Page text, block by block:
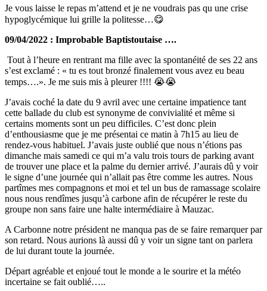
Je vous laisse le repas m’attend et je ne voudrais pas qu une crise
hypoglycémique lui grille la politesse…😋
09/04/2022 : Improbable Baptistoutaise ….
Tout à l’heure en rentrant ma fille avec la spontanéité de ses 22 ans
s’est exclamé : « tu es tout bronzé finalement vous avez eu beau
temps….». Je me suis mis à pleurer !!!! 😭😭
J’avais coché la date du 9 avril avec une certaine impatience tant
cette ballade du club est synonyme de convivialité et même si
certains moments sont un peu difficiles. C’est donc plein
d’enthousiasme que je me présentai ce matin à 7h15 au lieu de
rendez-vous habituel. J’avais juste oublié que nous n’étions pas
dimanche mais samedi ce qui m’a valu trois tours de parking avant
de trouver une place et la palme du dernier arrivé. J’aurais dû y voir
le signe d’une journée qui n’allait pas être comme les autres. Nous
partîmes mes compagnons et moi et tel un bus de ramassage scolaire
nous nous rendîmes jusqu’à carbone afin de récupérer le reste du
groupe non sans faire une halte intermédiaire à Mauzac.
A Carbonne notre président ne manqua pas de se faire remarquer par
son retard. Nous aurions là aussi dû y voir un signe tant on parlera
de lui durant toute la journée.
Départ agréable et enjoué tout le monde a le sourire et la météo
incertaine se fait oublié…..